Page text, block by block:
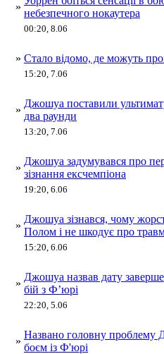
»
небезпечного нокаутера
00:20, 8.06
» Стало відомо, де можуть
15:20, 7.06
»
Джошуа поставили
два раунди
13:20, 7.06
»
Джошуа задумувався про
зізнання ексчемпіона
19:20, 6.06
»
Джошуа зізнався, чому
Полом і не шкодує про
15:20, 6.06
»
Джошуа назвав дату
бій з Ф’юрі
22:20, 5.06
»
Названо головну
боєм із Ф'юрі